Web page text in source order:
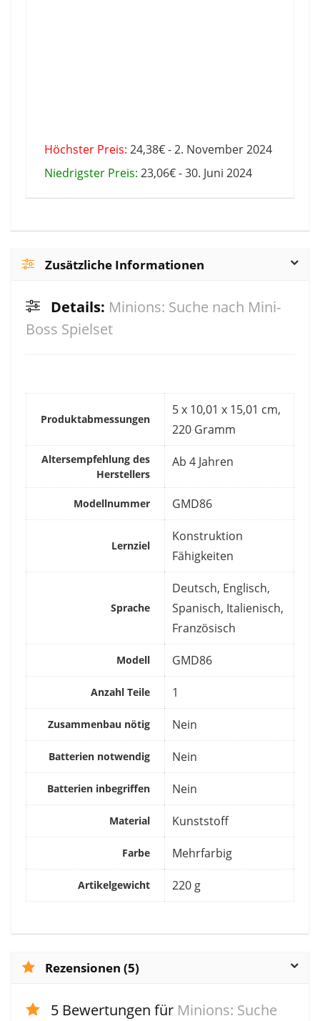
Höchster Preis: 24,38€ - 2. November 2024
Niedrigster Preis: 23,06€ - 30. Juni 2024
Zusätzliche Informationen
Details: Minions: Suche nach Mini-
Boss Spielset
Produktabmessungen
‎5 x 10,01 x 15,01 cm,
220 Gramm
Altersempfehlung des
Herstellers
‎Ab 4 Jahren
Modellnummer ‎GMD86
Lernziel
‎Konstruktion
Fähigkeiten
Sprache
‎Deutsch, Englisch,
Spanisch, Italienisch,
Französisch
Modell ‎GMD86
Anzahl Teile ‎1
Zusammenbau nötig ‎Nein
Batterien notwendig ‎Nein
Batterien inbegriffen ‎Nein
Material ‎Kunststoff
Farbe ‎Mehrfarbig
Artikelgewicht ‎220 g
Rezensionen (5)
5 Bewertungen für Minions: Suche